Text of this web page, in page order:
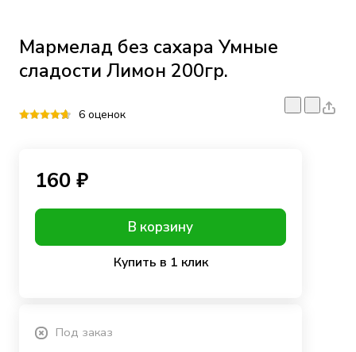
Мармелад без сахара Умные
сладости Лимон 200гр.
6 оценок
160 ₽
В корзину
Купить в 1 клик
Под заказ